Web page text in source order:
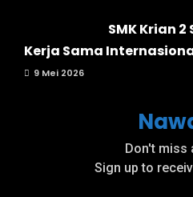
SMK Krian
Kerja Sama
9 Mei 2026
Don't miss
Sign up to